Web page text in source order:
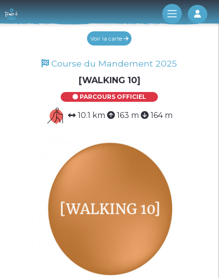
Log
Voir la carte
Course du Mandement 2025
[WALKING 10]
PARCOURS OFFICIEL
10.1 km 163 m 164 m